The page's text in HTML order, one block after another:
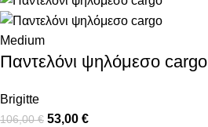
Medium
Παντελόνι ψηλόμεσο cargo
Brigitte
106,00€ 53,00 €